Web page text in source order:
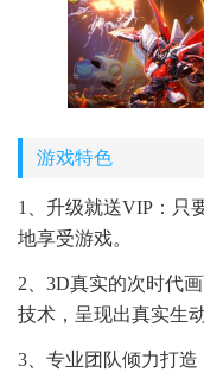
游戏特色
1、升级就送VIP：只
地享受游戏。
2、3D真实的次时代
技术，呈现出真实生
3、专业团队倾力打